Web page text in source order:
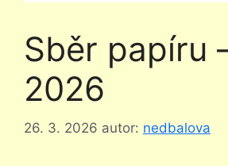
Sběr papíru
2026
26. 3. 2026 autor: nedbalova